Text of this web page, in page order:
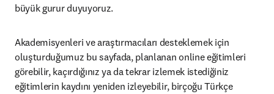
büyük gurur duyuyoruz.
Akademisyenleri ve araştırmacıları desteklemek için
oluşturduğumuz bu sayfada, planlanan online eğitimleri
görebilir, kaçırdığınız ya da tekrar izlemek istediğiniz
eğitimlerin kaydını yeniden izleyebilir, birçoğu Türkçe